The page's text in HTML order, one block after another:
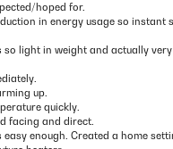
hoped for.
in energy usage so instant
so light in weight and actually
up.
quickly.
facing and direct.
easy enough. Created a home